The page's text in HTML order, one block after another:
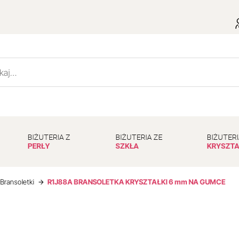
BIŻUTERIA Z
PERŁY
BIŻUTERIA ZE
SZKŁA
Bransoletki R1J88A BRANSOLETKA KRYSZTAŁKI 6 mm NA GUMCE